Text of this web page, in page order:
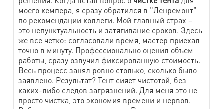
Наименование работ
Стоимость
Подушка (синтепон) максим. разм. 60х60
380 руб.
Одеяло, плед, покрывало 1,5 сп
850 руб.
Одеяло, плед, покрывало 2 сп
1080 руб.
Одеяло, плед, покрывало Евроразмер
1320 руб.
Чехол, накидка на кресло
470 руб.
моего кемпера, я сразу обратился в "Ленремонт"
по рекомендации коллеги. Мой главный страх –
это непунктуальность и затягивание сроков. Здесь
же все четко: согласовали время, мастер приехал
точно в минуту. Профессионально оценил объем
работы, сразу озвучил фиксированную стоимость.
Весь процесс занял ровно столько, сколько было
заявлено. Результат? Тент сияет чистотой, без
каких-либо следов загрязнений. Для меня это не
просто чистка, это экономия времени и нервов.